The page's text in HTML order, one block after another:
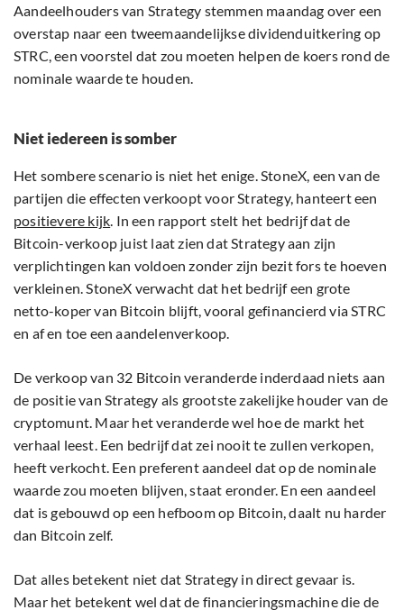
Aandeelhouders van Strategy stemmen maandag over een
overstap naar een tweemaandelijkse dividenduitkering op
STRC, een voorstel dat zou moeten helpen de koers rond de
nominale waarde te houden.
Niet iedereen is somber
Het sombere scenario is niet het enige. StoneX, een van de
partijen die effecten verkoopt voor Strategy, hanteert een
positievere kijk . In een rapport stelt het bedrijf dat de
Bitcoin-verkoop juist laat zien dat Strategy aan zijn
verplichtingen kan voldoen zonder zijn bezit fors te hoeven
verkleinen. StoneX verwacht dat het bedrijf een grote
netto-koper van Bitcoin blijft, vooral gefinancierd via STRC
en af en toe een aandelenverkoop.
De verkoop van 32 Bitcoin veranderde inderdaad niets aan
de positie van Strategy als grootste zakelijke houder van de
cryptomunt. Maar het veranderde wel hoe de markt het
verhaal leest. Een bedrijf dat zei nooit te zullen verkopen,
heeft verkocht. Een preferent aandeel dat op de nominale
waarde zou moeten blijven, staat eronder. En een aandeel
dat is gebouwd op een hefboom op Bitcoin, daalt nu harder
dan Bitcoin zelf.
Dat alles betekent niet dat Strategy in direct gevaar is.
Maar het betekent wel dat de financieringsmachine die de